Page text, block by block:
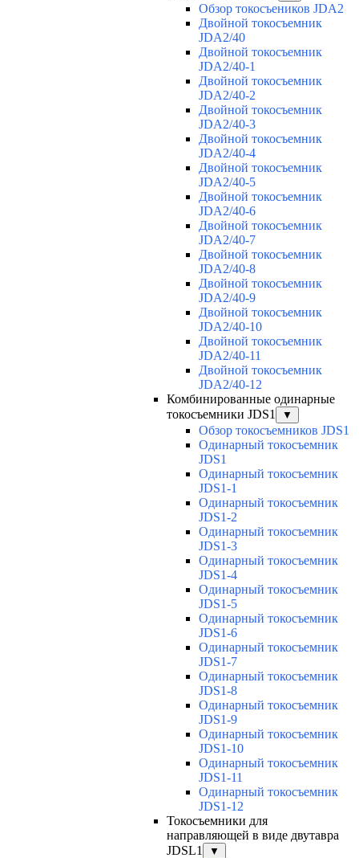
Обзор токосъеников JDA2
Двойной токосъемник
JDA2/40
Двойной токосъемник
JDA2/40-1
Двойной токосъемник
JDA2/40-2
Двойной токосъемник
JDA2/40-3
Двойной токосъемник
JDA2/40-4
Двойной токосъемник
JDA2/40-5
Двойной токосъемник
JDA2/40-6
Двойной токосъемник
JDA2/40-7
Двойной токосъемник
JDA2/40-8
Двойной токосъемник
JDA2/40-9
Двойной токосъемник
JDA2/40-10
Двойной токосъемник
JDA2/40-11
Двойной токосъемник
JDA2/40-12
Комбинированные одинарные
токосъемники JDS1
▼
Обзор токосъемников JDS1
Одинарный токосъемник
JDS1
Одинарный токосъемник
JDS1-1
Одинарный токосъемник
JDS1-2
Одинарный токосъемник
JDS1-3
Одинарный токосъемник
JDS1-4
Одинарный токосъемник
JDS1-5
Одинарный токосъемник
JDS1-6
Одинарный токосъемник
JDS1-7
Одинарный токосъемник
JDS1-8
Одинарный токосъемник
JDS1-9
Одинарный токосъемник
JDS1-10
Одинарный токосъемник
JDS1-11
Одинарный токосъемник
JDS1-12
Токосъемники для
направляющей в виде двутавра
JDSL1
▼